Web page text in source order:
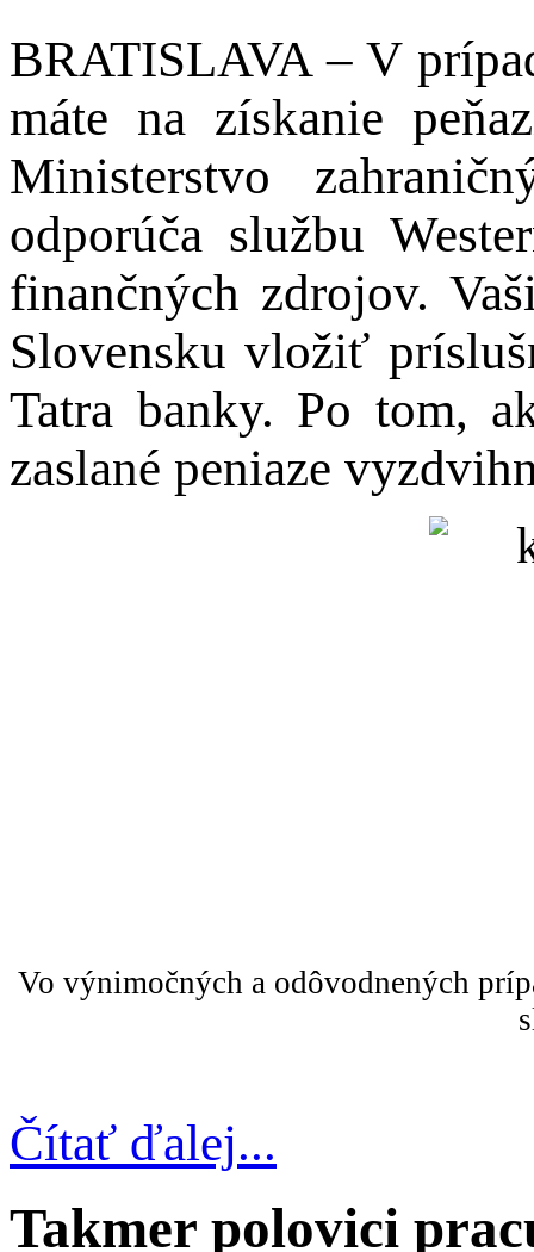
BRATISLAVA – V
máte na získanie
Ministerstvo
odporúča službu
finančných zdrojov.
Slovensku vložiť
Tatra banky. Po tom,
zaslané peniaze
Vo výnimočných a odôvodnených
Čítať ďalej...
Takmer polovici